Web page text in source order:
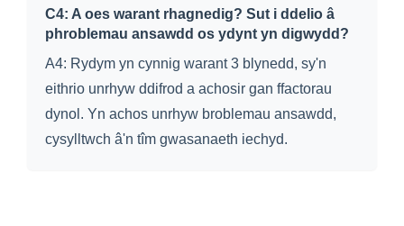
C4: A oes warant rhagnedig? Sut i ddelio â
phroblemau ansawdd os ydynt yn digwydd?
A4: Rydym yn cynnig warant 3 blynedd, sy'n
eithrio unrhyw ddifrod a achosir gan ffactorau
dynol. Yn achos unrhyw broblemau ansawdd,
cysylltwch â'n tîm gwasanaeth iechyd.